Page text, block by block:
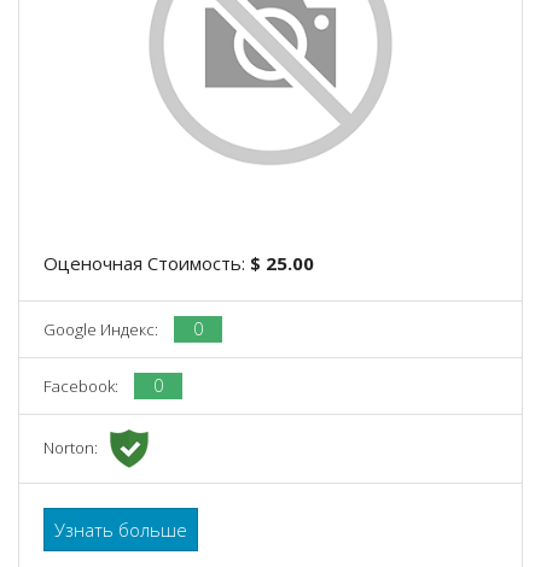
Оценочная Стоимость: $ 25.00
Google Индекс: 0
Facebook: 0
Norton:
Узнать больше